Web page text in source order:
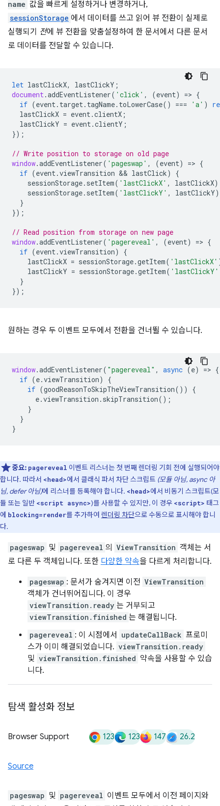
name 값을 빠르게 설정하거나 변경하거나,
sessionStorage 에서 데이터를 쓰고 읽어 뷰 전환이 실제로
실행되기 전에 뷰 전환을 맞춤설정하여 한 문서에서 다른 문서
로 데이터를 전달할 수 있습니다.
let lastClickX, lastClickY ;
document.addEventListener( 'click' , (event) => {
if (event. target. tagName. toLowerCase() === 'a' )
lastClickX = event.clientX ;
lastClickY = event.clientY ;
});
// Write position to storage on old page
window.addEventListener( 'pageswap' , (event) => {
if (event.viewTransition && lastClick)
{
sessionStorage. setItem( 'lastClickX' , lastClickX
sessionStorage. setItem( 'lastClickY' , lastClickY
}
});
// Read position from storage on new page
window.addEventListener( 'pagereveal' , (event) => {
if (event.viewTransition)
{
lastClickX = sessionStorage.getItem( 'lastClickX'
lastClickY = sessionStorage.getItem( 'lastClickY'
}
});
원하는 경우 두 이벤트 모두에서 전환을 건너뛸 수 있습니다.
window.addEventListener( "pagereveal" , async (e) => {
if (e.viewTransition)
{
if (goodReasonToSkipTheViewTransition())
{
e.viewTransition . skipTransition();
}
}
}
중요: pagereveal 이벤트 리스너는 첫 번째 렌더링 기회 전에 실행되어야
합니다. 따라서 <head>에서 클래식 파서 차단 스크립트 (모듈 아님, async 아
님, defer 아님)에 리스너를 등록해야 합니다. <head>에서 비동기 스크립트(모
듈 또는 일반 <script async>)를 사용할 수 있지만, 이 경우 <script> 태그
에 blocking=render를 추가하여 렌더링 차단으로 수동으로 표시해야 합니
다.
pageswap 및 pagereveal 의 ViewTransition 객체는 서
로 다른 두 객체입니다. 또한 다양한 약속을 다르게 처리합니다.
pageswap : 문서가 숨겨지면 이전 ViewTransition
객체가 건너뛰어집니다. 이 경우
viewTransition.ready 는 거부되고
viewTransition.finished 는 해결됩니다.
pagereveal : 이 시점에서 updateCallBack 프로미
스가 이미 해결되었습니다. viewTransition.ready
및 viewTransition.finished 약속을 사용할 수 있습
니다.
탐색 활성화 정보
Browser Support 123 123 147 26.2
Source
pageswap 및 pagereveal 이벤트 모두에서 이전 페이지와